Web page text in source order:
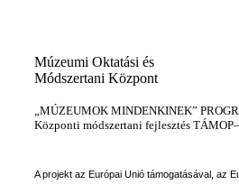
Múzeumi Oktatási és
Módszertani Központ
„MÚZEUMOK MINDENKINEK”
Központi módszertani fejlesztés
A projekt az Európai Unió támogatásával, az